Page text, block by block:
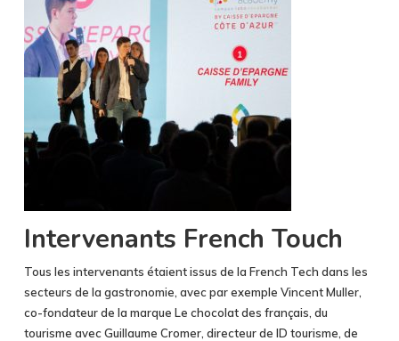
Intervenants French Touch
Tous les intervenants étaient issus de la French Tech dans les
secteurs de la gastronomie, avec par exemple Vincent Muller,
co-fondateur de la marque Le chocolat des français, du
tourisme avec Guillaume Cromer, directeur de ID tourisme, de